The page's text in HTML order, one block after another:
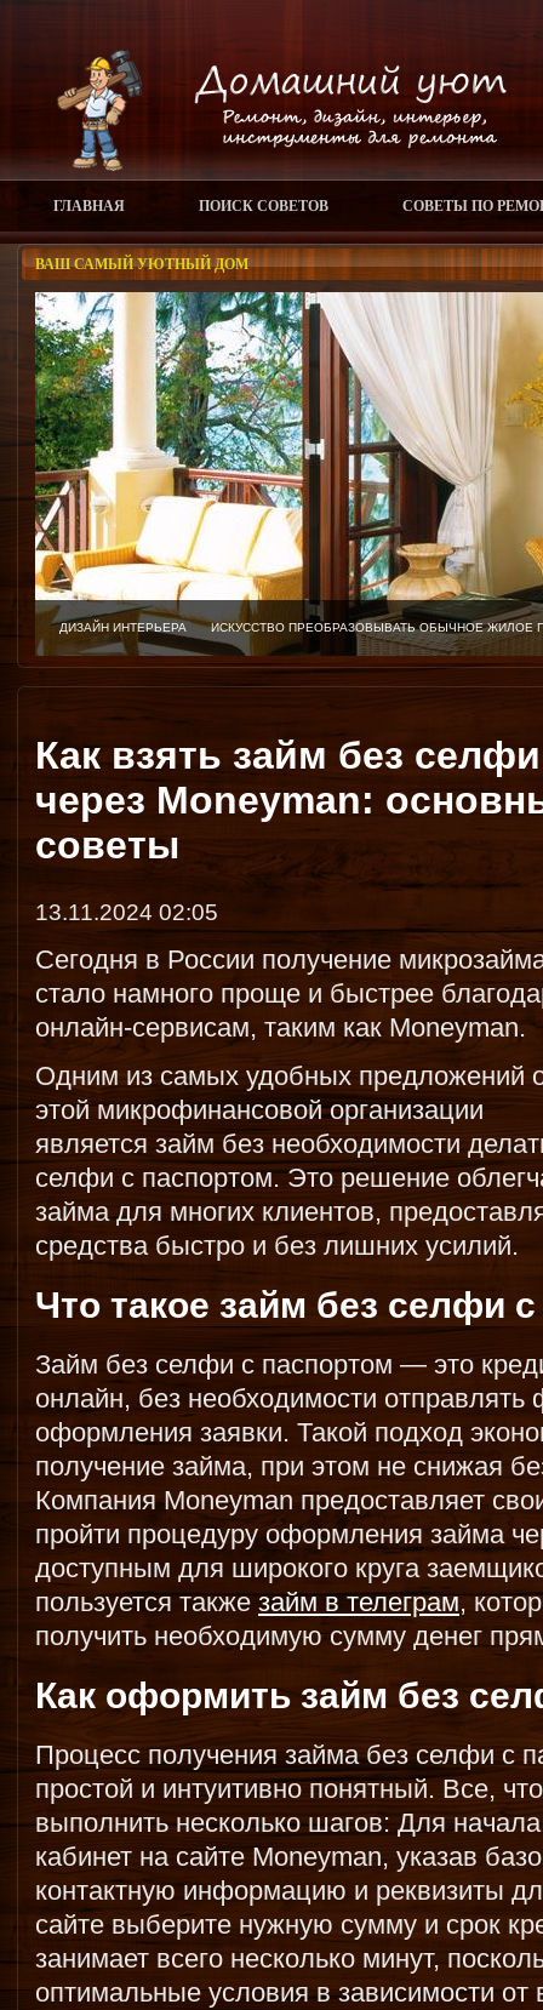
ГЛАВНАЯ ПОИСК СОВЕТОВ СОВЕТЫ ПО
ВАШ САМЫЙ УЮТНЫЙ ДОМ
ДИЗАЙН ИНТЕРЬЕРА ИСКУССТВО ПРЕОБРАЗОВЫВАТЬ ОБЫЧНОЕ
Как взять займ без
через Moneyman:
советы
13.11.2024 02:05
Сегодня в России получение
стало намного проще и быстрее
онлайн-сервисам, таким как Moneyman.
Одним из самых удобных предложений
этой микрофинансовой организации
является займ без необходимости
селфи с паспортом. Это решение
займа для многих клиентов,
средства быстро и без лишних усилий.
Что такое займ без селфи
Займ без селфи с паспортом — это
онлайн, без необходимости отправлять
оформления заявки. Такой подход
получение займа, при этом не снижая
Компания Moneyman предоставляет
пройти процедуру оформления займа
доступным для широкого круга
пользуется такжезайм в телеграм,
получить необходимую сумму денег
Как оформить займ без
Процесс получения займа без селфи с
простой и интуитивно понятный. Все,
выполнить несколько шагов: Для
кабинет на сайте Moneyman, указав
контактную информацию и реквизиты
сайте выберите нужную сумму и срок
занимает всего несколько минут,
оптимальные условия в зависимости